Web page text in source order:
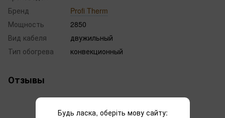
Бренд
Profi Therm
Мощность
2850
Вид кабеля
двужильный
Тип обогрева
конвекционный
Отзывы
Будь ласка, оберіть мову сайту: